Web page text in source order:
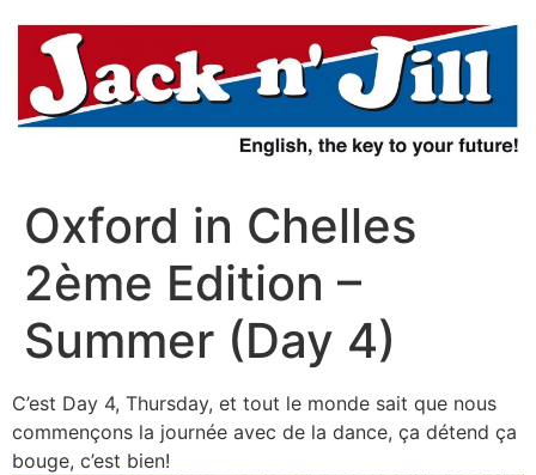
contenu
Oxford in Chelles
2ème Edition –
Summer (Day 4)
C’est Day 4, Thursday, et tout le monde sait que nous
commençons la journée avec de la dance, ça détend ça
bouge, c’est bien!